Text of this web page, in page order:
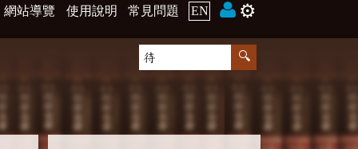
網站導覽 使用說明 常見問題 EN ⚙️